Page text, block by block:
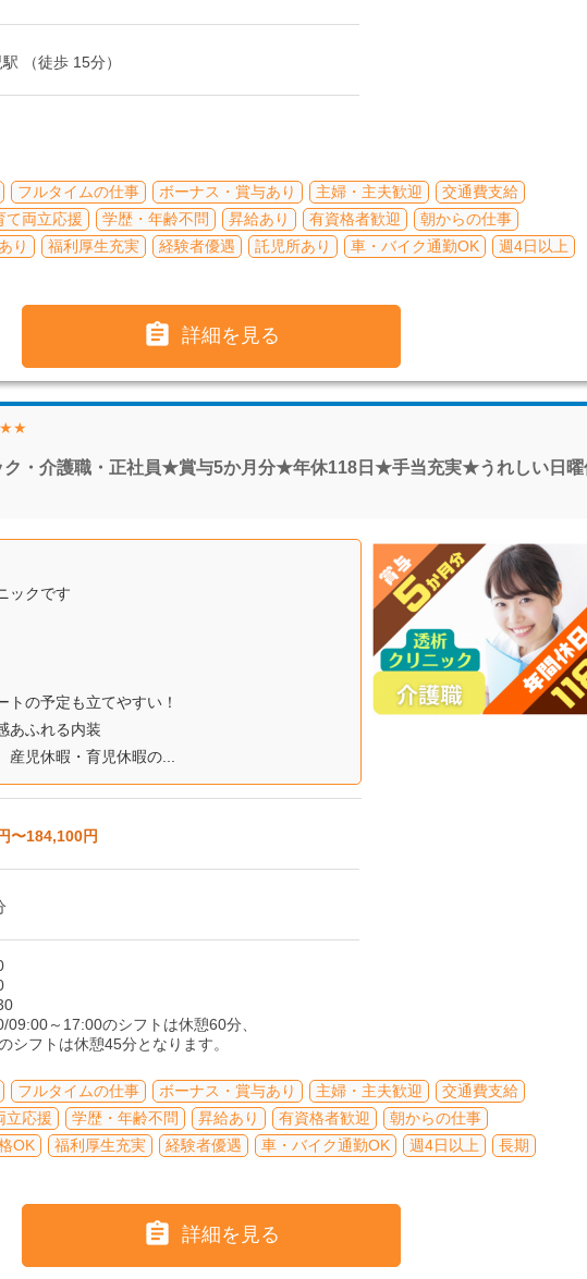
（徒歩 15分）
フルタイムの仕事 ボーナス・賞与あり 主婦・主夫歓迎
交通費支給
て両立応援 学歴・年齢不問 昇給あり 有資格者歓迎
朝からの仕事
り 福利厚生充実 経験者優遇 託児所あり 車・バイク通勤OK
週4日以上
 詳細を見る
ク・介護職・正社員★賞与5か月分★年休118日★手当充実★うれしい日曜
ックです
トの予定も立てやすい！
あふれる内装
産児休暇・育児休暇の...
〜184,100円
～17:00のシフトは休憩60分、
シフトは休憩45分となります。
フルタイムの仕事 ボーナス・賞与あり 主婦・主夫歓迎
交通費支給
立応援 学歴・年齢不問 昇給あり 有資格者歓迎
朝からの仕事
OK 福利厚生充実 経験者優遇 車・バイク通勤OK 週4日以上
長期
 詳細を見る